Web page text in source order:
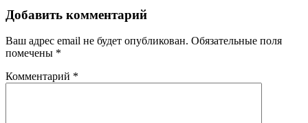
Добавить комментарий
Ваш адрес email не будет опубликован. Обязательные поля
помечены *
Комментарий *